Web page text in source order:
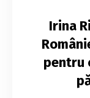
Irina
pentru